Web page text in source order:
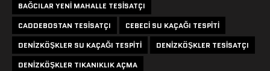
BAĞCILAR YENI MAHALLE TESISATÇI
CADDEBOSTAN TESISATÇI
CEBECI SU KAÇAĞI TESPITI
DENIZKÖŞKLER SU KAÇAĞI TESPITI
DENIZKÖŞKLER TESISATÇI
DENIZKÖŞKLER TIKANIKLIK AÇMA